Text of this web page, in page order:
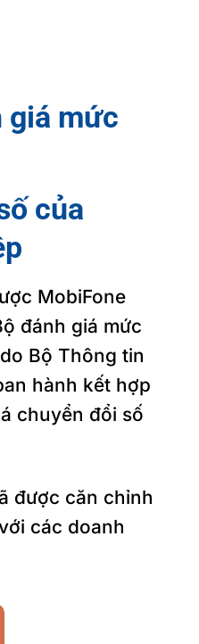
giá mức
của
MobiFone
đánh giá mức
Bộ Thông tin
hành kết hợp
chuyển đổi số
được căn chỉnh
các doanh